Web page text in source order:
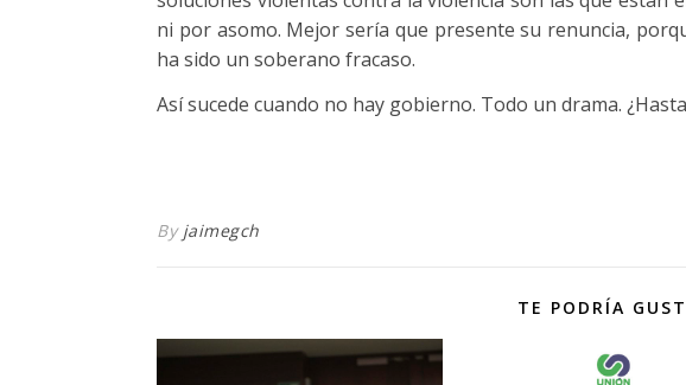
ni por asomo. Mejor sería que presente su renuncia,
ha sido un soberano fracaso.
Así sucede cuando no hay gobierno. Todo un drama.
By jaimegch
TE PODRÍA